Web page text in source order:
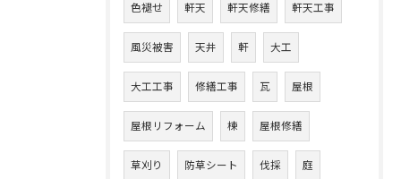
色褪せ 軒天 軒天修繕 軒天工事
風災被害 天井 軒 大工
大工工事 修繕工事 瓦 屋根
屋根リフォーム 棟 屋根修繕
草刈り 防草シート 伐採 庭